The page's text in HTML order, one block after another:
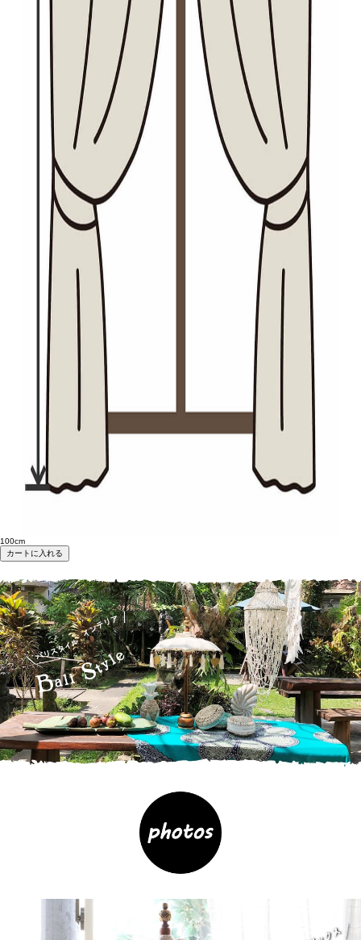
100cm
カートに入れる